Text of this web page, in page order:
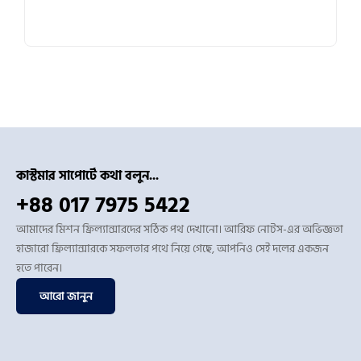
কাস্টমার সাপোর্টে কথা বলুন...
+88 017 7975 5422
আমাদের মিশন ফ্রিল্যান্সারদের সঠিক পথ দেখানো। আরিফ নোটস-এর অভিজ্ঞতা
হাজারো ফ্রিল্যান্সারকে সফলতার পথে নিয়ে গেছে, আপনিও সেই দলের একজন
হতে পারেন।
আরো জানুন